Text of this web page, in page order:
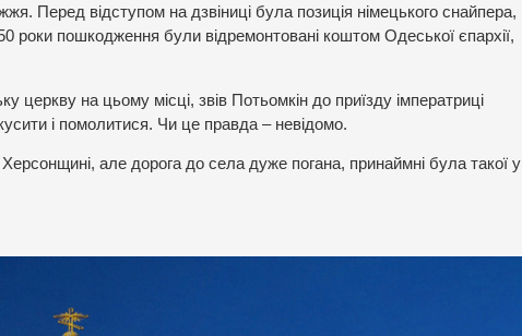
Перед відступом на дзвіниці була позиція німецького снайпера,
роки пошкодження були відремонтовані коштом Одеської єпархії,
на цьому місці, звів Потьомкін до приїзду імператриці
і помолитися. Чи це правда – невідомо.
але дорога до села дуже погана, принаймні була такої у